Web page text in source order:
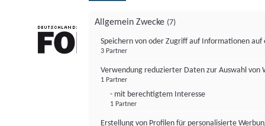
Allgemein Zwecke (7)
Speichern von oder Zugriff auf Informationen auf
3 Partner
Verwendung reduzierter Daten zur Auswahl von
1 Partner
- mit berechtigtem Interesse
1 Partner
Erstellung von Profilen für personalisierte
FONDS professionell